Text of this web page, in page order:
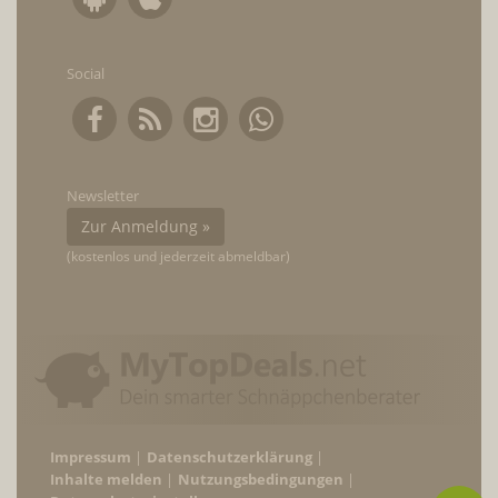
Social
Newsletter
Zur Anmeldung »
(kostenlos und jederzeit abmeldbar)
Impressum
Datenschutzerklärung
Inhalte melden
Nutzungsbedingungen